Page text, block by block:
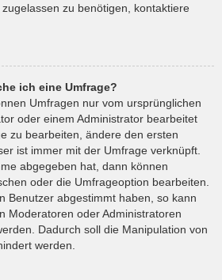
zu benötigen, kontaktiere
ich eine Umfrage?
Umfragen nur vom ursprünglichen
oder einem Administrator bearbeitet
zu bearbeiten, ändere den ersten
ist immer mit der Umfrage verknüpft.
abgegeben hat, dann können
oder die Umfrageoption bearbeiten.
Benutzer abgestimmt haben, so kann
Moderatoren oder Administratoren
Dadurch soll die Manipulation von
werden.